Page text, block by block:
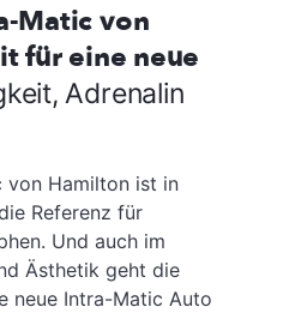
Matic von
für eine neue
Adrenalin
von Hamilton ist in
Referenz für
Und auch im
Ästhetik geht die
neue Intra-Matic Auto